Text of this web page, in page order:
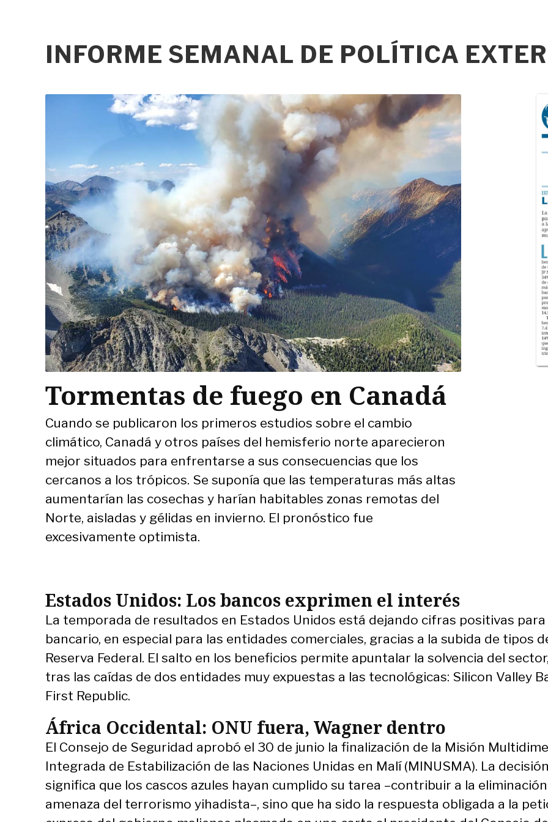
INFORME SEMANAL DE POLÍTICA
Tormentas de fuego en Canadá
Cuando se publicaron los primeros estudios sobre el cambio
climático, Canadá y otros países del hemisferio norte aparecieron
mejor situados para enfrentarse a sus consecuencias que los
cercanos a los trópicos. Se suponía que las temperaturas más altas
aumentarían las cosechas y harían habitables zonas remotas del
Norte, aisladas y gélidas en invierno. El pronóstico fue
excesivamente optimista.
Estados Unidos: Los bancos exprimen el interés
La temporada de resultados en Estados Unidos está dejando cifras positivas
bancario, en especial para las entidades comerciales, gracias a la subida de tipos
Reserva Federal. El salto en los beneficios permite apuntalar la solvencia del
tras las caídas de dos entidades muy expuestas a las tecnológicas: Silicon Valley
First Republic.
África Occidental: ONU fuera, Wagner dentro
El Consejo de Seguridad aprobó el 30 de junio la finalización de la Misión
Integrada de Estabilización de las Naciones Unidas en Malí (MINUSMA). La
significa que los cascos azules hayan cumplido su tarea –contribuir a la
amenaza del terrorismo yihadista–, sino que ha sido la respuesta obligada a la